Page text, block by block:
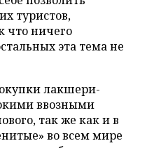
туристов,
что ничего
эта тема не
лакшери-
ввозными
так же как и в
во всем мире